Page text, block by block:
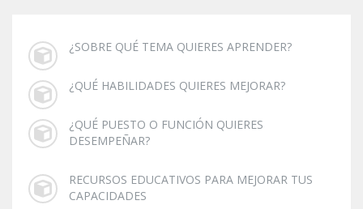
¿SOBRE QUÉ TEMA QUIERES APRENDER?
¿QUÉ HABILIDADES QUIERES MEJORAR?
¿QUÉ PUESTO O FUNCIÓN QUIERES
DESEMPEÑAR?
RECURSOS EDUCATIVOS PARA MEJORAR TUS
CAPACIDADES